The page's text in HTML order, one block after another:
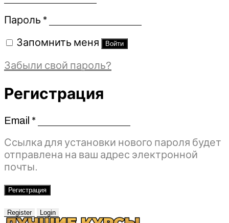
Пароль *Обязательно
Запомнить меня Войти
Забыли свой пароль?
Регистрация
Email *Обязательно
Ссылка для установки нового пароля будет
отправлена ​​на ваш адрес электронной
почты.
Регистрация
Register Login